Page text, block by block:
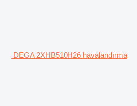
DEGA 2XHB510H26 havalandırma